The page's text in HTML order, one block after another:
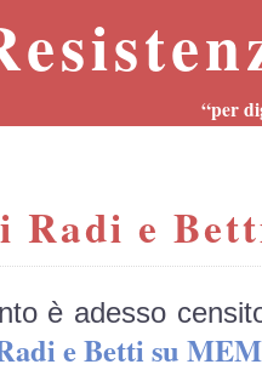
“per
Radi e
è adesso
e Betti su